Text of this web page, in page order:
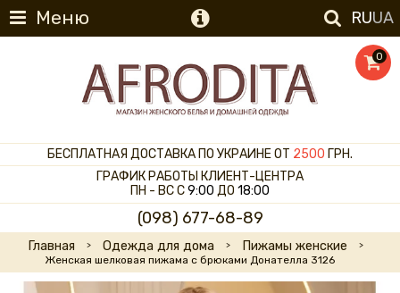
Меню RUUA
0
БЕСПЛАТНАЯ ДОСТАВКА ПО УКРАИНЕ ОТ 2500 ГРН.
ГРАФИК РАБОТЫ КЛИЕНТ-ЦЕНТРА
ПН - ВС С9:00 ДО 18:00
(098) 677-68-89
Главная Одежда для дома Пижамы женские
Женская шелковая пижама с брюками Донателла 3126